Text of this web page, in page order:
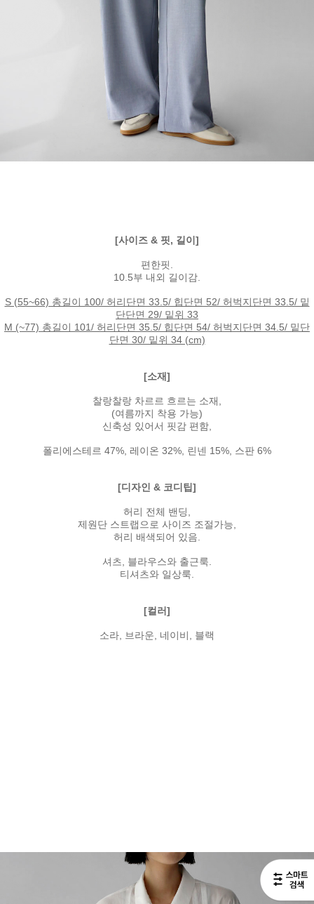
[사이즈 & 핏, 길이]
편한핏.
10.5부 내외 길이감.
S (55~66) 총길이 100/ 허리단면 33.5/ 힙단면 52/ 허벅지단면 33.5/ 밑
단단면 29/ 밑위 33
M (~77) 총길이 101/ 허리단면 35.5/ 힙단면 54/ 허벅지단면 34.5/ 밑단
단면 30/ 밑위 34 (cm)
[소재]
찰랑찰랑 차르르 흐르는 소재,
(여름까지 착용 가능)
신축성 있어서 핏감 편함,
폴리에스테르 47%, 레이온 32%, 린넨 15%, 스판 6%
[디자인 & 코디팁]
허리 전체 밴딩,
제원단 스트랩으로 사이즈 조절가능,
허리 배색되어 있음.
셔츠, 블라우스와 출근룩.
티셔츠와 일상룩.
[컬러]
소라, 브라운, 네이비, 블랙